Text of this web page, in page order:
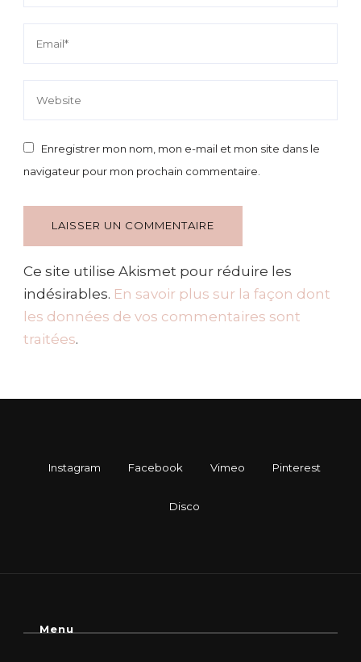
Enregistrer mon nom, mon e-mail et mon site dans le
navigateur pour mon prochain commentaire.
Ce site utilise Akismet pour réduire les
indésirables. En savoir plus sur la façon dont
les données de vos commentaires sont
traitées.
Menu